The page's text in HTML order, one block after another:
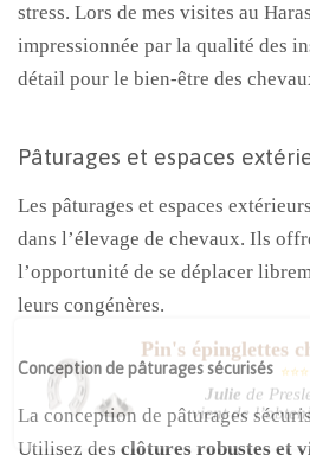
Julie de
vient de
stress. Lors de mes visites au
impressionnée par la qualité des
détail pour le bien-être des
Pâturages et espaces
Les pâturages et espaces
dans l’élevage de chevaux. Ils
l’opportunité de se déplacer
leurs congénères.
Conception de pâturages sécurisés
La conception de pâturages
Utilisez des clôtures robustes et